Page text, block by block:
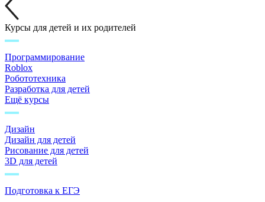
Курсы для детей и их родителей
Программирование
Roblox
Робототехника
Разработка для детей
Ещё курсы
Дизайн
Дизайн для детей
Рисование для детей
3D для детей
Подготовка к ЕГЭ